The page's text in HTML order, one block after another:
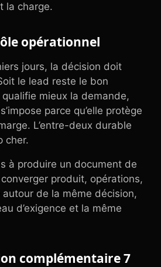
la charge.
opérationnel
jours, la décision doit
le lead reste le bon
qualifie mieux la demande,
parce qu’elle protège
L’entre-deux durable
cher.
à produire un document de
produit, opérations,
de la même décision,
d’exigence et la même
complémentaire 7